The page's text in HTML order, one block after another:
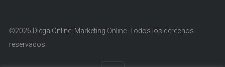
©2026 Dlega Online, Marketing Online. Todos los derechos
reservados.